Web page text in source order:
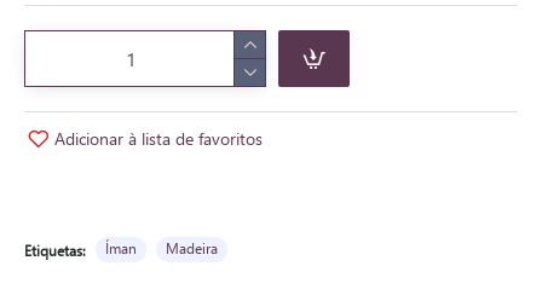
Adicionar à lista de favoritos
Etiquetas: Íman Madeira